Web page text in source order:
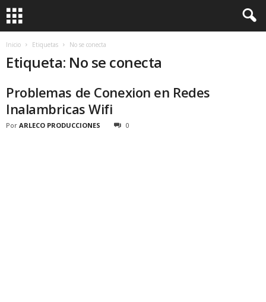
Inicio Etiquetas No se conecta
Etiqueta: No se conecta
Problemas de Conexion en Redes
Inalambricas Wifi
Por ARLECO PRODUCCIONES 0